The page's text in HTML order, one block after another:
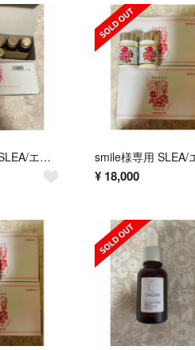
✨在庫限り✨SLEA/エルセーヌ ショッキングショット
¥ 18,000